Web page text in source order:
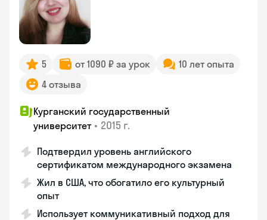
5 от 1090 ₽ за урок
10 лет опыта
4 отзыва
Курганский государственный
университет • 2015 г.
Подтвердил уровень английского
сертификатом международного экзамена
Жил в США, что обогатило его культурный
опыт
Использует коммуникативный подход для